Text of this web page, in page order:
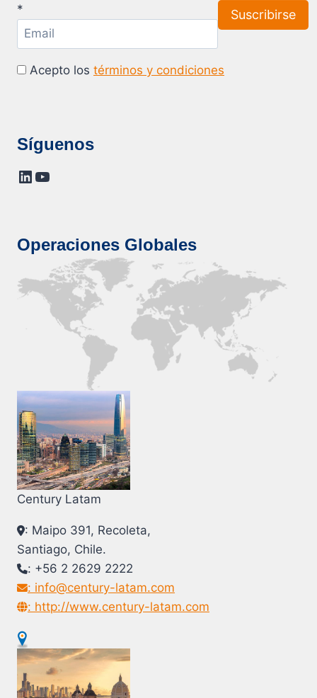
*
Acepto los términos y condiciones
Síguenos
LinkedIn
YouTube
Operaciones Globales
Century Latam
: Maipo 391, Recoleta,
Santiago, Chile.
: +56 2 2629 2222
: info@century-latam.com
: http://www.century-latam.com